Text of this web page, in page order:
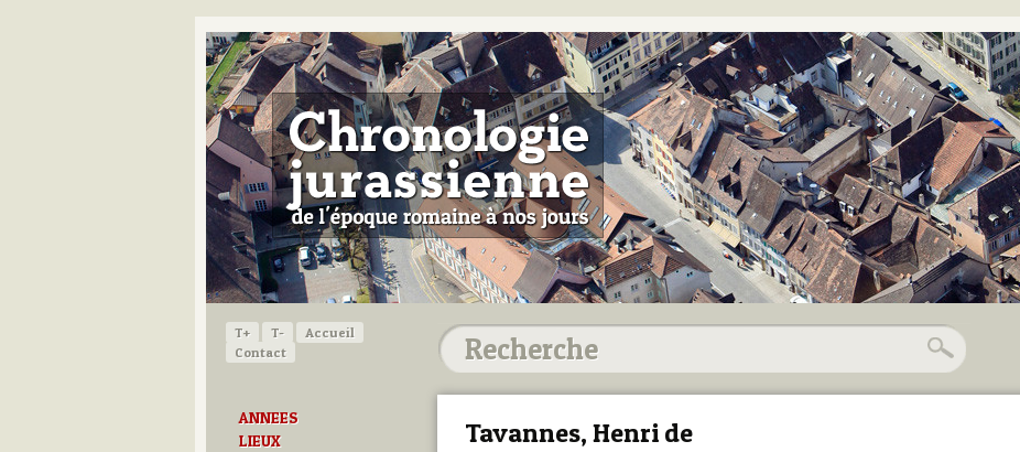
T+ T-
Accueil
Contact
ANNEES
LIEUX
Tavannes, Henri de